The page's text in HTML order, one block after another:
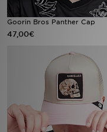
Goorin Bros Panther Cap
47,00€
Mein JD
Meine Nachrichten
Bestellverfolgung
Hilfe & Kontakt
Trending Styles